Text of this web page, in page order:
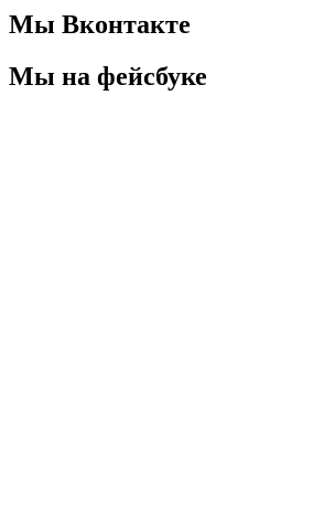
Мы Вконтакте
Мы на фейсбуке